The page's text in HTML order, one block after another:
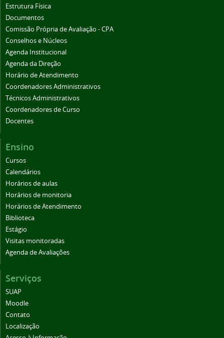
Estrutura Física
Documentos
Comissão Própria de Avaliação - CPA
Conselhos e Núcleos
Agenda Institucional
Agenda da Direção
Horário de Atendimento
Coordenadores Administrativos
Técnicos Administrativos
Coordenadores de Curso
Docentes
Ensino
Cursos
Calendários
Horários de aulas
Horários de monitoria
Horários de Atendimento
Biblioteca
Estágio
Visitas monitoradas
Agenda de Avaliações
Serviços
SUAP
Moodle
Contato
Localização